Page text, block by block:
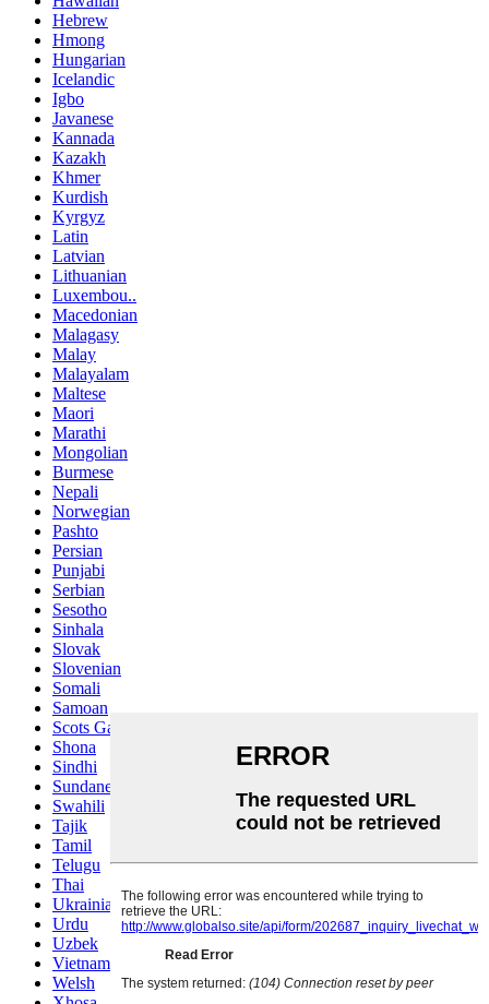
Hebrew
Hmong
Hungarian
Icelandic
Igbo
Javanese
Kannada
Kazakh
Khmer
Kurdish
Kyrgyz
Latin
Latvian
Lithuanian
Luxembou..
Macedonian
Malagasy
Malay
Malayalam
Maltese
Maori
Marathi
Mongolian
Burmese
Nepali
Norwegian
Pashto
Persian
Punjabi
Serbian
Sesotho
Sinhala
Slovak
Slovenian
Somali
Samoan
Scots Gaelic
Shona
Sindhi
Sundanese
Swahili
Tajik
Tamil
Telugu
Thai
Ukrainian
Urdu
Uzbek
Vietnamese
Welsh